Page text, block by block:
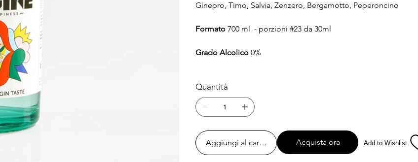
Ginepro, Timo, Salvia, Zenzero, Bergamotto, Peperoncino
Formato700 ml - porzioni #23 da 30ml
Grado Alcolico 0%
Quantità
Aggiungi al carrello Acquista ora Add to Wishlist